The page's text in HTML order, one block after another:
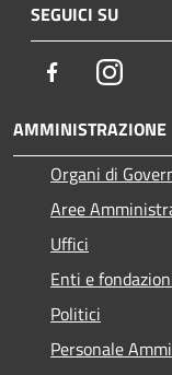
SEGUICI SU
Facebook
AMMINISTRAZIONE
Organi di
Aree
Uffici
Enti e
Politici
Personale